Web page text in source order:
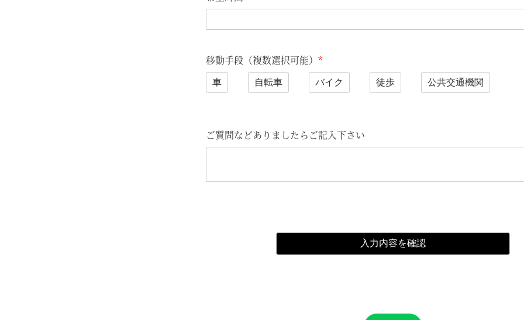
移動手段（複数選択可能） *
車 自転車 バイク 徒歩 公共交通機関
ご質問などありましたらご記入下さい
入力内容を確認